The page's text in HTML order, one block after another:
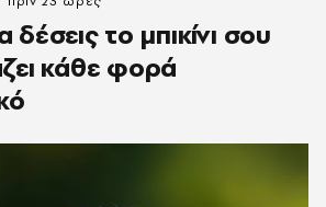
δέσεις το μπικίνι σου
κάθε φορά